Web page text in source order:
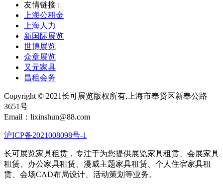
友情链接 :
上海公积金
上海人力
新国际展览
世博展览
众章展览
又元家具
昌租会务
Copyright © 2021长可展览版权所有,上海市奉贤区新奉公路
3651号
Email：lixinshun@88.com
沪ICP备2021008098号-1
长可展览家具租赁，专注于为您提供展览家具租赁、会展家具
租赁、办公家具租赁、漫威主题家具租赁、个人住宿家具租
赁、会场CAD布局设计、活动策划等业务。